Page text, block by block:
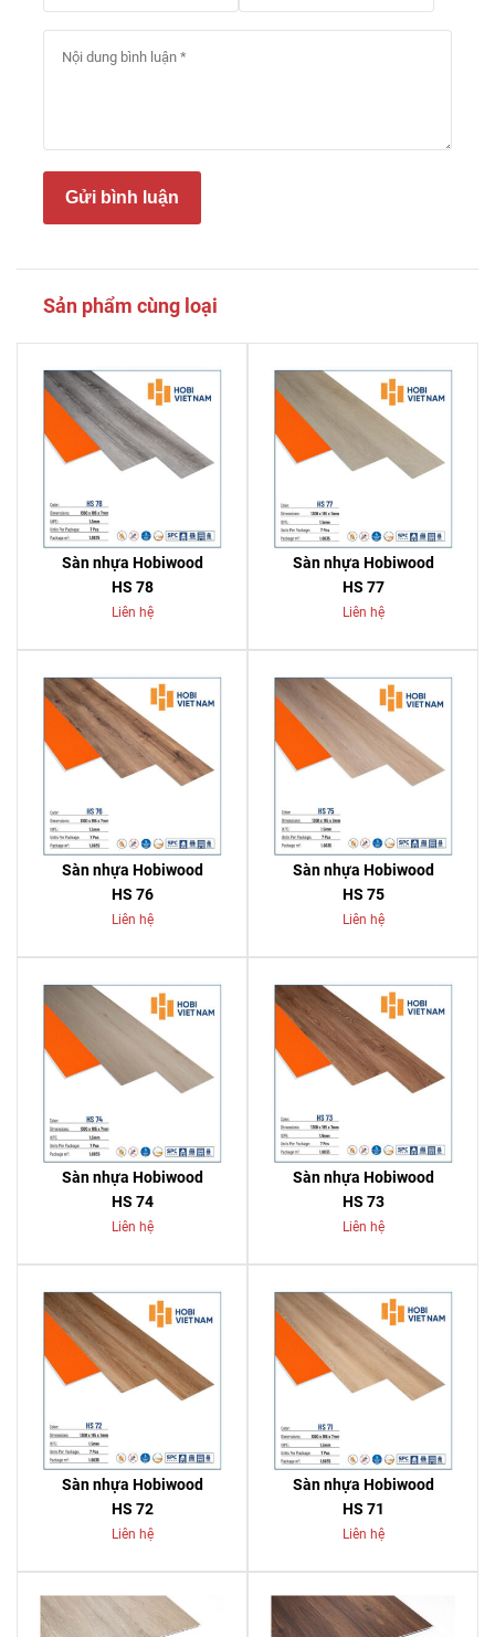
Gửi bình luận
Sản phẩm cùng loại
Sàn nhựa Hobiwood
HS 78
Liên hệ
Sàn nhựa Hobiwood
HS 77
Liên hệ
Sàn nhựa Hobiwood
HS 76
Liên hệ
Sàn nhựa Hobiwood
HS 75
Liên hệ
Sàn nhựa Hobiwood
HS 74
Liên hệ
Sàn nhựa Hobiwood
HS 73
Liên hệ
Sàn nhựa Hobiwood
HS 72
Liên hệ
Sàn nhựa Hobiwood
HS 71
Liên hệ